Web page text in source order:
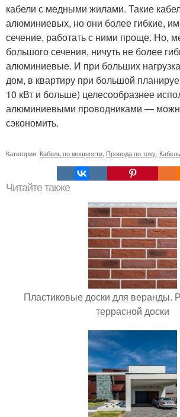
кабели с медными жилами. Такие
алюминиевых, но они более гибкие,
сечение, работать с ними проще. Но,
большого сечения, ничуть не более
алюминиевые. И при больших
дом, в квартиру при большой
10 кВт и больше) целесообразнее
алюминиевыми проводниками —
сэкономить.
Категории: Кабель по мощности Провода по току
Читайте также
Пластиковые доски для веранды.
террасной доски